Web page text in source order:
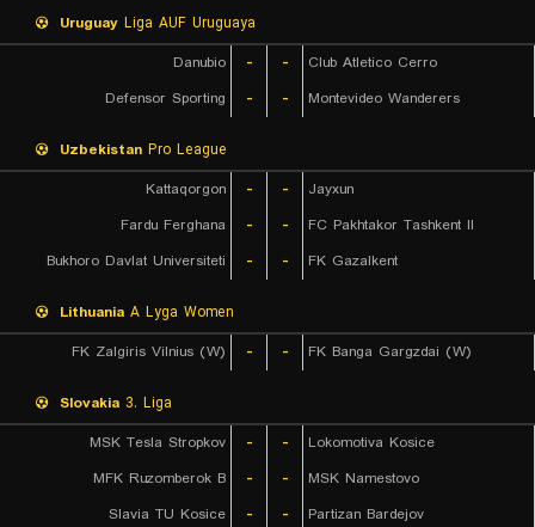
Uruguay Liga AUF Uruguaya
Danubio
- -
Club Atletico Cerro
Defensor Sporting
- - Montevideo Wanderers
Uzbekistan Pro League
Kattaqorgon
- -
Jayxun
Fardu Ferghana
- -
FC Pakhtakor Tashkent II
Bukhoro Davlat Universiteti
- - FK Gazalkent
Lithuania A Lyga Women
FK Zalgiris Vilnius (W)
- - FK Banga Gargzdai (W)
Slovakia 3. Liga
MSK Tesla Stropkov
- -
Lokomotiva Kosice
MFK Ruzomberok B
- -
MSK Namestovo
Slavia TU Kosice
- -
Partizan Bardejov